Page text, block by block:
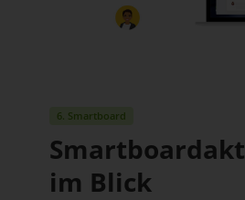
6. Smartboard
im Blick